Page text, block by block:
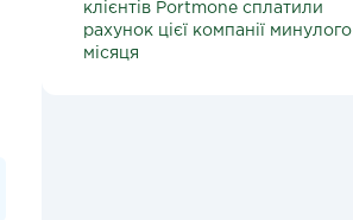
клієнтів Portmone сплатили
рахунок цієї компанії минулого
місяця